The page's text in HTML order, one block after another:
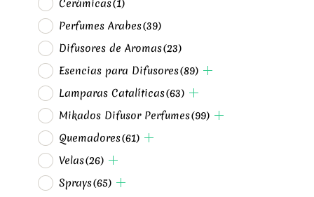
Cerámicas(1)
Perfumes Arabes(39)
Difusores de Aromas(23)
Esencias para Difusores(89)
Lamparas Catalíticas(63)
Mikados Difusor Perfumes(99)
Quemadores(61)
Velas(26)
Sprays(65)